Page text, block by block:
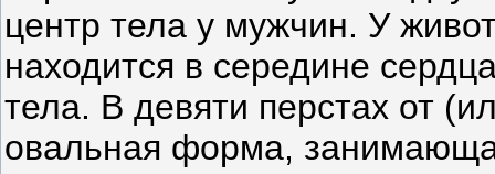
центр тела у мужчин. У
находится в середине
тела. В девяти перстах от
овальная форма,